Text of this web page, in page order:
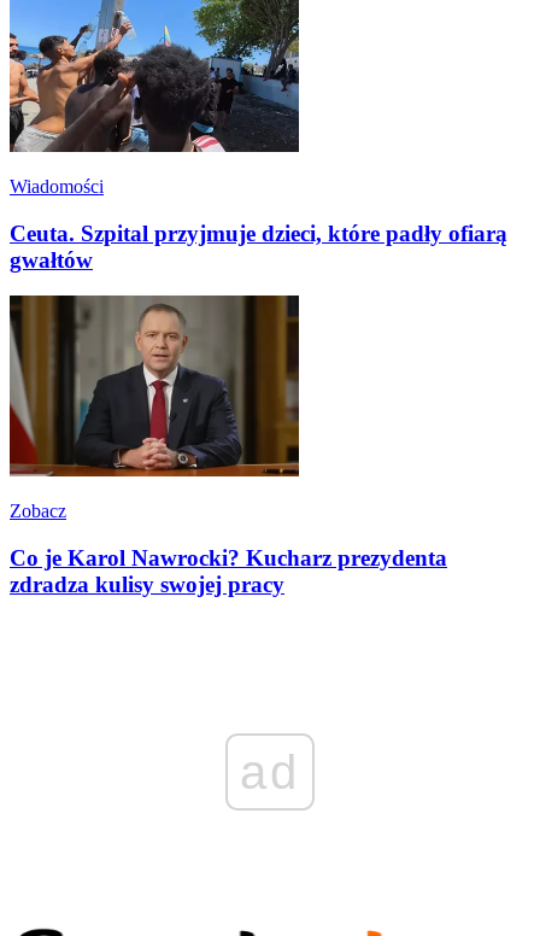
Wiadomości
Ceuta. Szpital przyjmuje dzieci, które padły ofiarą
gwałtów
Zobacz
Co je Karol Nawrocki? Kucharz prezydenta
zdradza kulisy swojej pracy
ad